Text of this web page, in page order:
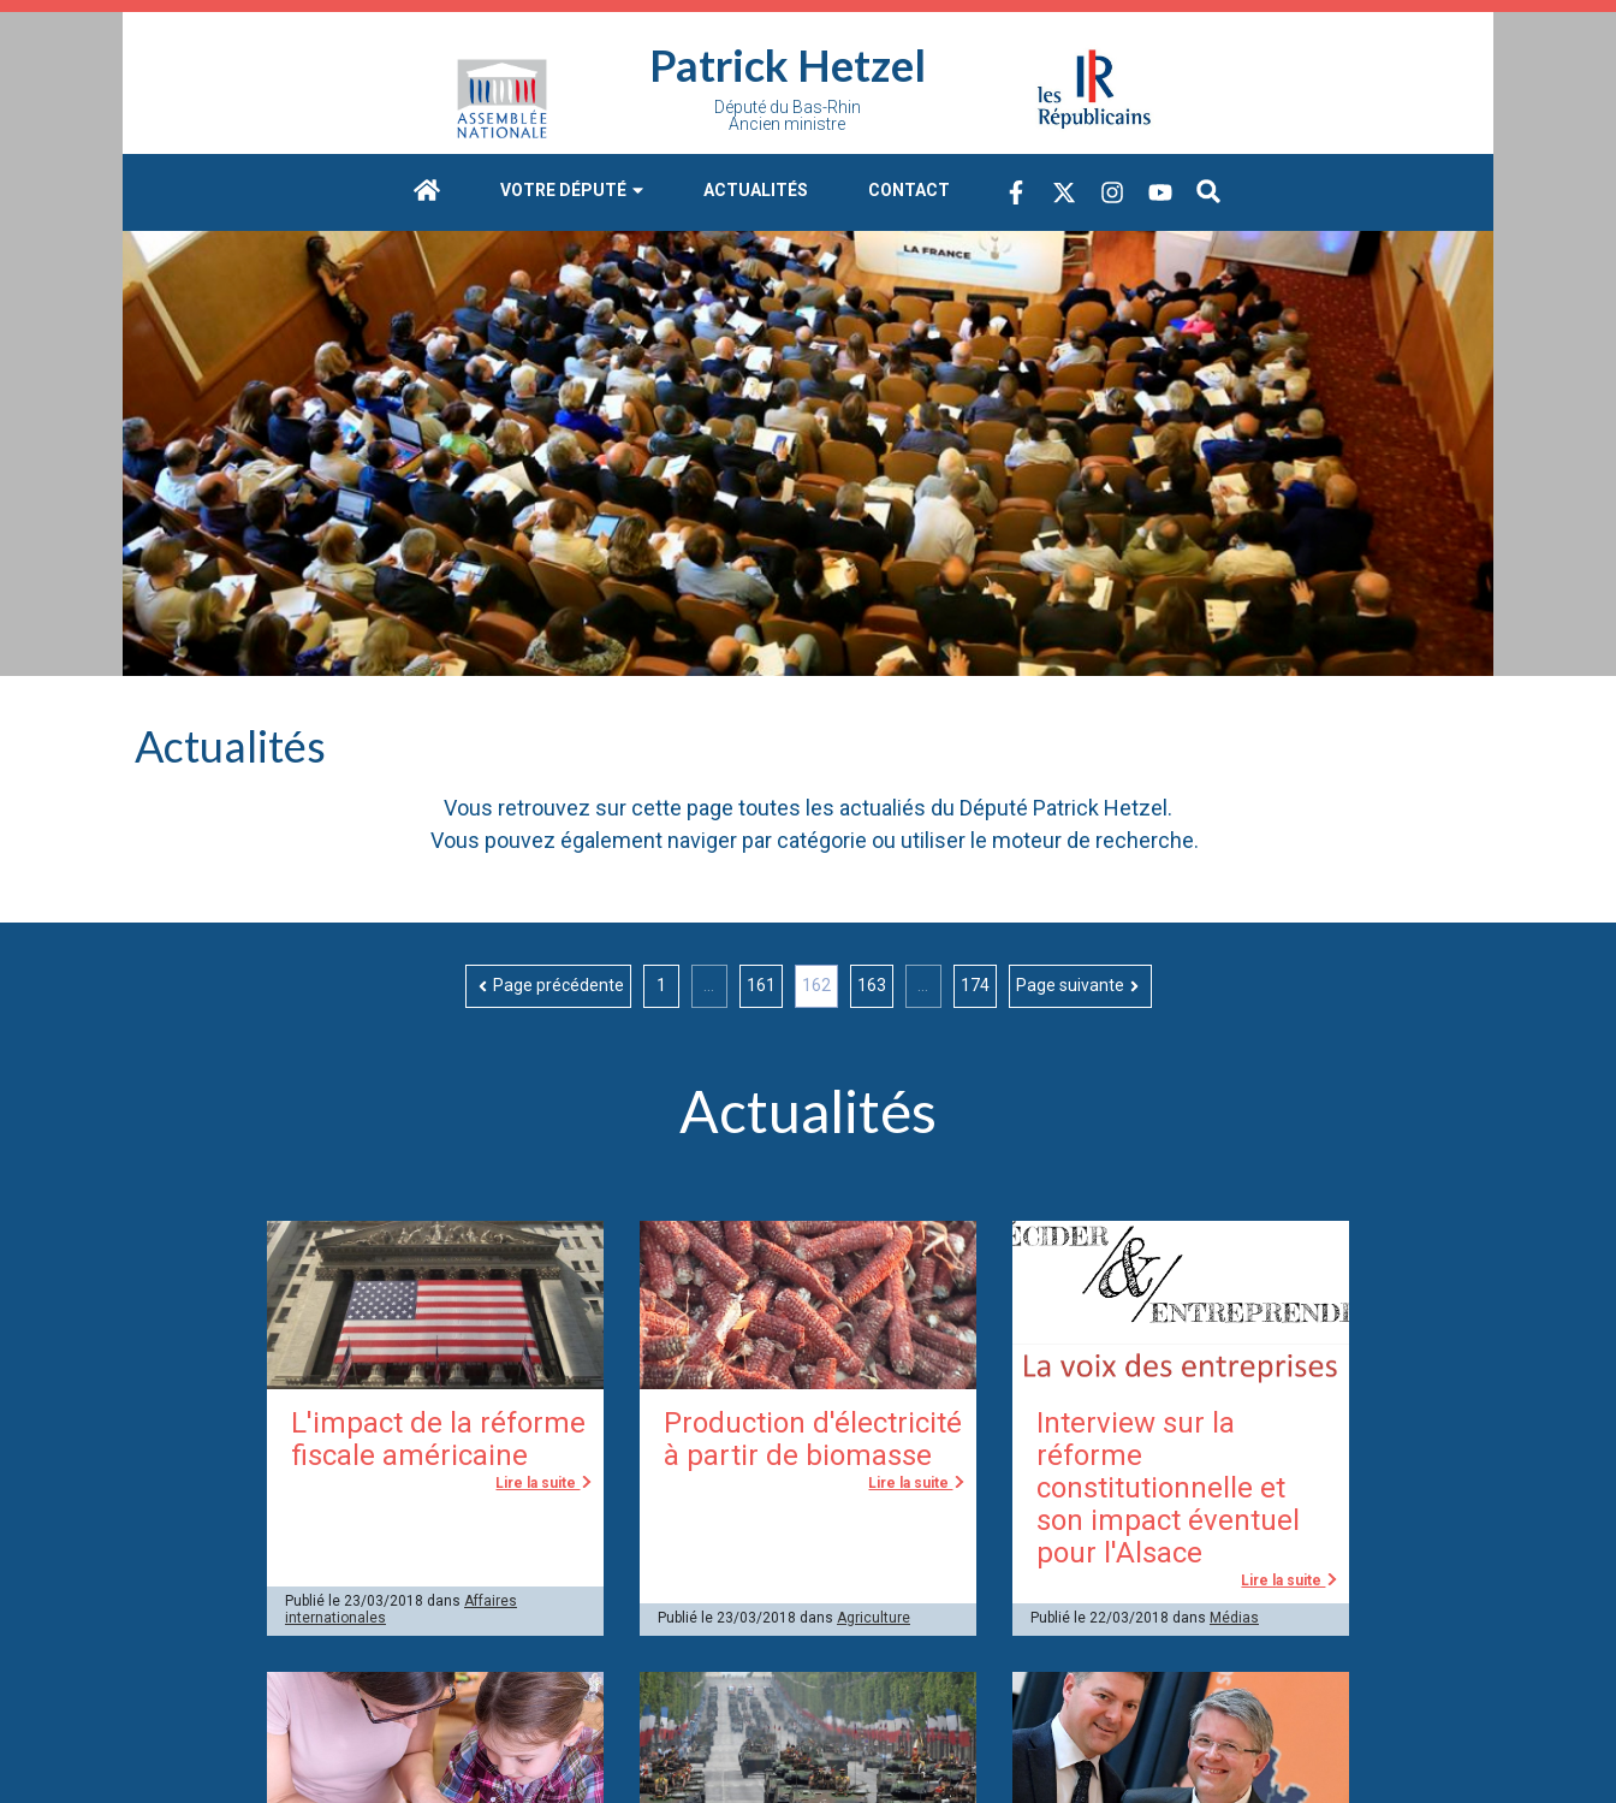
Patrick Hetzel
Député du Bas-Rhin
Ancien ministre
VOTRE DÉPUTÉ ACTUALITÉS CONTACT
Actualités
Vous retrouvez sur cette page toutes les actualiés du Député Patrick Hetzel.
Vous pouvez également naviger par catégorie ou utiliser le moteur de recherche.
Page précédente 1 ... 161 162 163 ... 174 Page suivante
Actualités
L'impact de la réforme
fiscale américaine
Lire la suite
Publié le 23/03/2018 dans Affaires
internationales
Production d'électricité
à partir de biomasse
Lire la suite
Publié le 23/03/2018 dans Agriculture
Interview sur la
réforme
constitutionnelle et
son impact éventuel
pour l'Alsace
Lire la suite
Publié le 22/03/2018 dans Médias
Cookies management panel